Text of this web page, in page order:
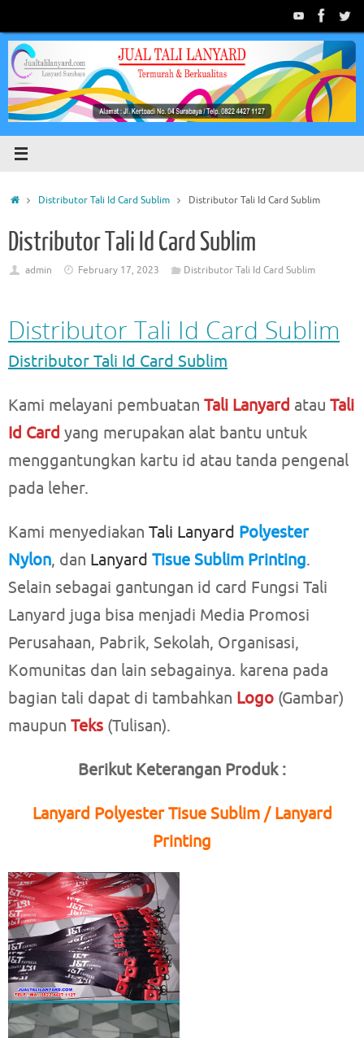
content
HomeDistributor Tali Id Card Sublim Distributor Tali Id Card Sublim
Distributor Tali Id Card Sublim
admin February 17, 2023 Distributor Tali Id Card Sublim
Distributor Tali Id Card Sublim
Distributor Tali Id Card Sublim
Kami melayani pembuatan Tali Lanyard atau Tali
Id Card yang merupakan alat bantu untuk
menggantungkan kartu id atau tanda pengenal
pada leher.
Kami menyediakan Tali Lanyard Polyester
Nylon, dan Lanyard Tisue Sublim Printing.
Selain sebagai gantungan id card Fungsi Tali
Lanyard juga bisa menjadi Media Promosi
Perusahaan, Pabrik, Sekolah, Organisasi,
Komunitas dan lain sebagainya. karena pada
bagian tali dapat di tambahkan Logo (Gambar)
maupun Teks (Tulisan).
Berikut Keterangan Produk :
Lanyard Polyester Tisue Sublim / Lanyard
Printing